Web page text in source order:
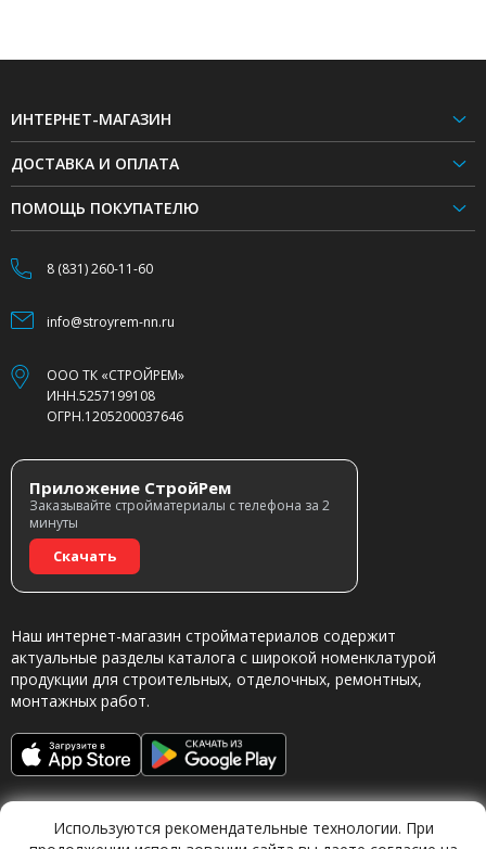
ИНТЕРНЕТ-МАГАЗИН
ДОСТАВКА И ОПЛАТА
ПОМОЩЬ ПОКУПАТЕЛЮ
8 (831) 260-11-60
info@stroyrem-nn.ru
ООО ТК «СТРОЙРЕМ»
ИНН.5257199108
ОГРН.1205200037646
Приложение СтройРем
Заказывайте стройматериалы с телефона за 2
минуты
Скачать
Наш интернет-магазин стройматериалов содержит
актуальные разделы каталога с широкой номенклатурой
продукции для строительных, отделочных, ремонтных,
монтажных работ.
Используются рекомендательные технологии. При